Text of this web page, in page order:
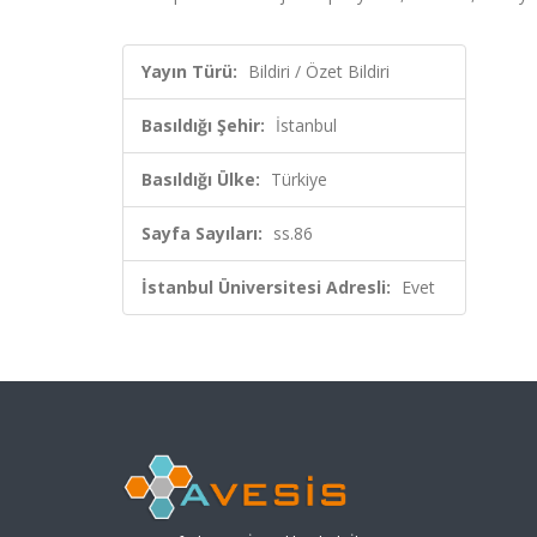
Yayın Türü: Bildiri / Özet Bildiri
Basıldığı Şehir: İstanbul
Basıldığı Ülke: Türkiye
Sayfa Sayıları: ss.86
İstanbul Üniversitesi Adresli: Evet